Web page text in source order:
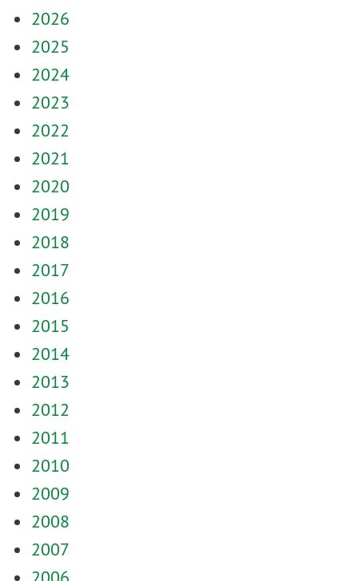
2026
2025
2024
2023
2022
2021
2020
2019
2018
2017
2016
2015
2014
2013
2012
2011
2010
2009
2008
2007